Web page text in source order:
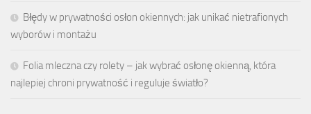
Błędy w prywatności osłon okiennych: jak unikać nietrafionych
wyborów i montażu
Folia mleczna czy rolety – jak wybrać osłonę okienną, która
najlepiej chroni prywatność i reguluje światło?